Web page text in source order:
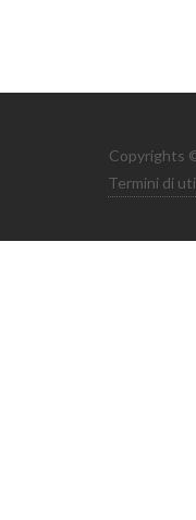
Copyrights
Termini di